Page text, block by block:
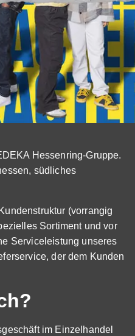
Hessenring-Gruppe.
südliches
(vorrangig
Sortiment und vor
Serviceleistung unseres
der dem Kunden
im Einzelhandel